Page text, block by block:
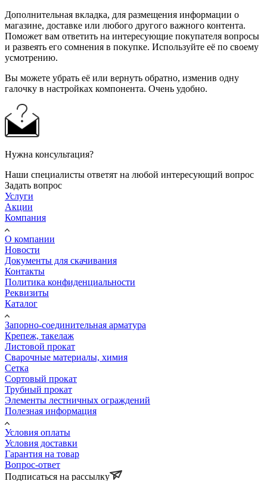
Дополнительная вкладка, для размещения информации о
магазине, доставке или любого другого важного контента.
Поможет вам ответить на интересующие покупателя вопросы
и развеять его сомнения в покупке. Используйте её по своему
усмотрению.
Вы можете убрать её или вернуть обратно, изменив одну
галочку в настройках компонента. Очень удобно.
Нужна консультация?
Наши специалисты ответят на любой интересующий вопрос
Задать вопрос
Услуги
Акции
Компания
О компании
Новости
Документы для скачивания
Контакты
Политика конфиденциальности
Реквизиты
Каталог
Запорно-соединительная арматура
Крепеж, такелаж
Листовой прокат
Сварочные материалы, химия
Сетка
Сортовый прокат
Трубный прокат
Элементы лестничных ограждений
Полезная информация
Условия оплаты
Условия доставки
Гарантия на товар
Вопрос-ответ
Подписаться на рассылку